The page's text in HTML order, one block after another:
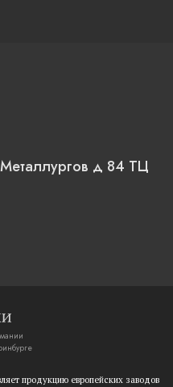
д 84 ТЦ
продукцию европейских заводов